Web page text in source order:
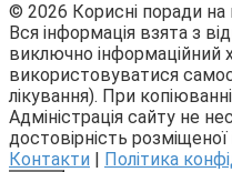
© 2026 Корисні поради
Вся інформація взята з
виключно інформаційний
використовуватися
лікування). При
Адміністрація сайту не
достовірність розміщеної
Контакти
Політика